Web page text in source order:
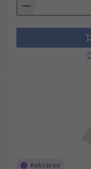
széles választékát
Webáruházunkban
alkatrészek,
csatlakozók, mint pl.
és kábelösszekötők
Raktáron